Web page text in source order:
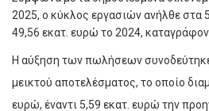
2025, ο κύκλος εργασιών ανήλθε στα
49,56 εκατ. ευρώ το 2024,
Η αύξηση των πωλήσεων
μεικτού αποτελέσματος, το οποίο
ευρώ, έναντι 5,59 εκατ. ευρώ την